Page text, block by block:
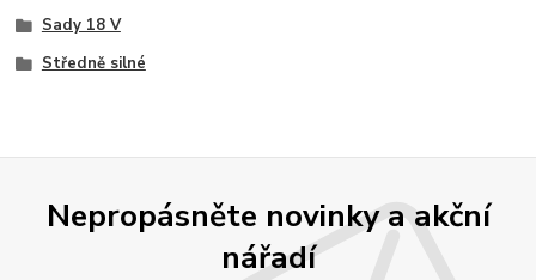
Sady 18 V
Středně silné
Nepropásněte novinky a akční
nářadí